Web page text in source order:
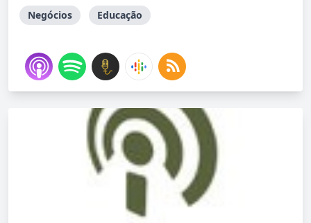
Negócios Educação